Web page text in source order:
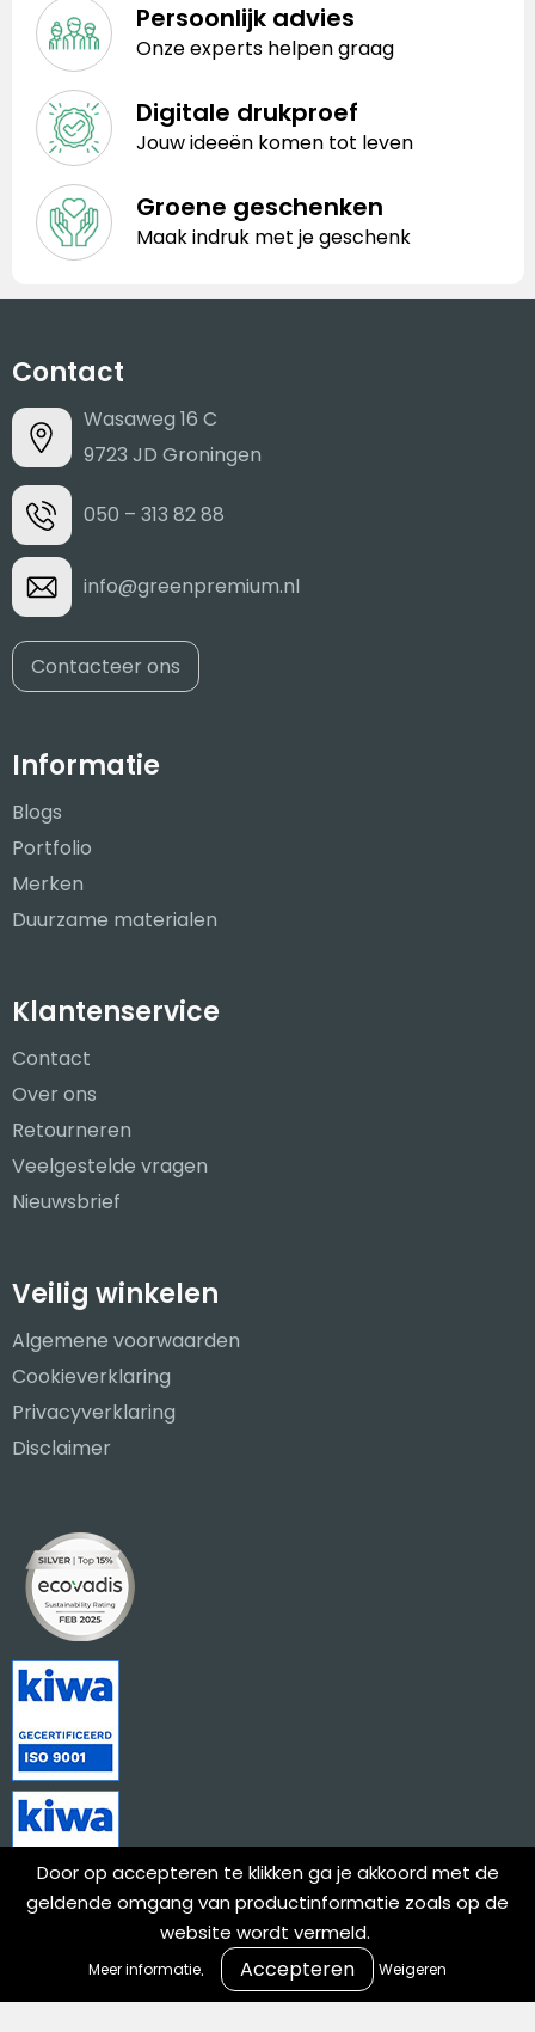
Persoonlijk advies
Onze experts helpen graag
Digitale drukproef
Jouw ideeën komen tot leven
Groene geschenken
Maak indruk met je geschenk
Contact
Wasaweg 16 C
9723 JD Groningen
050 – 313 82 88
info@greenpremium.nl
Contacteer ons
Informatie
Blogs
Portfolio
Merken
Duurzame materialen
Klantenservice
Contact
Over ons
Retourneren
Veelgestelde vragen
Nieuwsbrief
Veilig winkelen
Algemene voorwaarden
Cookieverklaring
Privacyverklaring
Disclaimer
Door op accepteren te klikken ga je akkoord met de
geldende omgang van productinformatie zoals op de
website wordt vermeld.
Meer informatie. Weigeren